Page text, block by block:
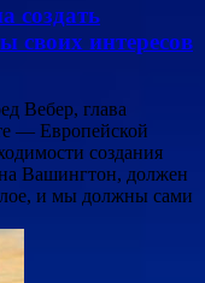
создать
своих интересов
Вебер, глава
— Европейской
создания
Вашингтон, должен
и мы должны сами